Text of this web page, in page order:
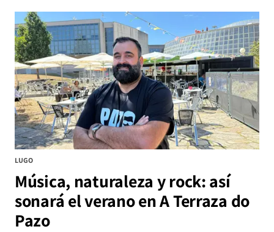
LUGO
Música, naturaleza y rock: así
sonará el verano en A Terraza do
Pazo